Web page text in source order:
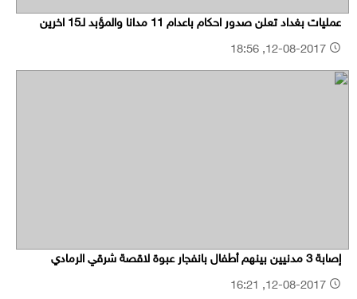
عمليات بغداد تعلن صدور احكام باعدام 11 مدانا والمؤبد لـ15 اخرين
إصابة 3 مدنيين بينهم أطفال بانفجار عبوة لاقصة شرقي الرمادي